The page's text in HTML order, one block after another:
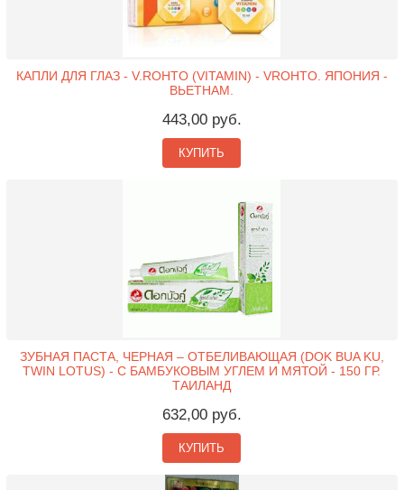
КАПЛИ ДЛЯ ГЛАЗ - V.ROHTO (VITAMIN) - VROHTO. ЯПОНИЯ -
ВЬЕТНАМ.
443,00 руб.
КУПИТЬ
ЗУБНАЯ ПАСТА, ЧЕРНАЯ – ОТБЕЛИВАЮЩАЯ (DOK BUA KU,
TWIN LOTUS) - С БАМБУКОВЫМ УГЛЕМ И МЯТОЙ - 150 ГР.
ТАИЛАНД
632,00 руб.
КУПИТЬ